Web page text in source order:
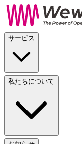
サービス
私たちについて